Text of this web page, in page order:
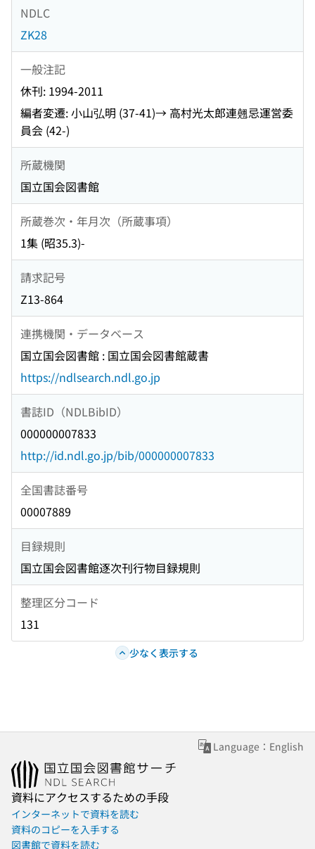
NDLC
ZK28
一般注記
休刊: 1994-2011
編者変遷: 小山弘明 (37-41)→ 高村光太郎連翹忌運営委
員会 (42-)
所蔵機関
国立国会図書館
所蔵巻次・年月次（所蔵事項）
1集 (昭35.3)-
請求記号
Z13-864
連携機関・データベース
国立国会図書館 : 国立国会図書館蔵書
https://ndlsearch.ndl.go.jp
書誌ID（NDLBibID）
000000007833
http://id.ndl.go.jp/bib/000000007833
全国書誌番号
00007889
目録規則
国立国会図書館逐次刊行物目録規則
整理区分コード
131
少なく表示する
Language：English
資料にアクセスするための手段
インターネットで資料を読む
資料のコピーを入手する
図書館で資料を読む